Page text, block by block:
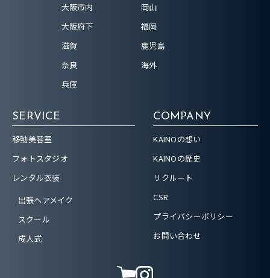
大阪市内
大阪府下
滋賀
奈良
兵庫
岡山
福岡
鹿児島
海外
SERVICE
移動美容室
フォトスタジオ
レンタル衣装
出張ヘアメイク
スクール
成人式
COMPANY
KAINOの想い
KAINOの歴史
リクルート
CSR
プライバシーポリシー
お問い合わせ